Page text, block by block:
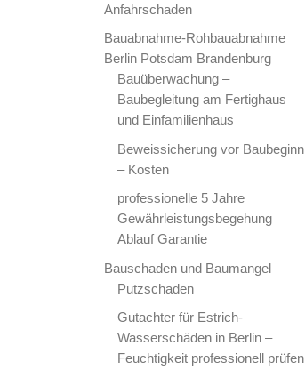
Anfahrschaden
Bauabnahme-Rohbauabnahme
Berlin Potsdam Brandenburg
Bauüberwachung –
Baubegleitung am Fertighaus
und Einfamilienhaus
Beweissicherung vor Baubeginn
– Kosten
professionelle 5 Jahre
Gewährleistungsbegehung
Ablauf Garantie
Bauschaden und Baumangel
Putzschaden
Gutachter für Estrich-
Wasserschäden in Berlin –
Feuchtigkeit professionell prüfen